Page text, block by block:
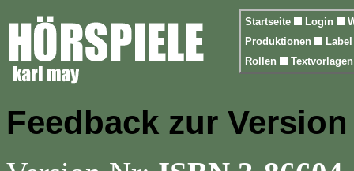
Startseite Login
Produktionen
Rollen
Feedback zur Version